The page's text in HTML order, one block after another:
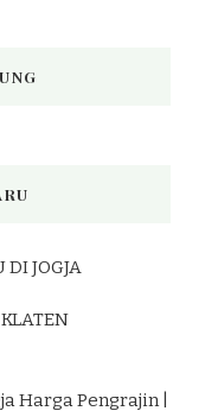
DI JOGJA
Harga Pengrajin |